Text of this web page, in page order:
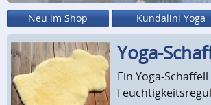
Neu im Shop Kundalini Yoga
Yoga-
Ein Yoga-